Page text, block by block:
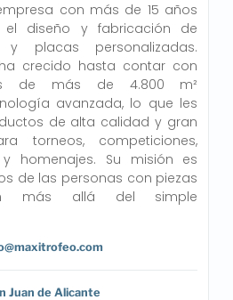
con más de 15 años
el diseño y fabricación de
y placas personalizadas.
crecido hasta contar con
de más de 4.800 m²
avanzada, lo que les
de alta calidad y gran
torneos, competiciones,
homenajes. Su misión es
de las personas con piezas
más allá del simple
Juan de Alicante